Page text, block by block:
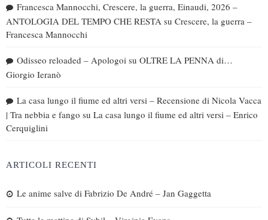
Francesca Mannocchi, Crescere, la guerra, Einaudi, 2026 –
ANTOLOGIA DEL TEMPO CHE RESTA su Crescere, la guerra –
Francesca Mannocchi
Odisseo reloaded – Apologoi su OLTRE LA PENNA di…
Giorgio Ieranò
La casa lungo il fiume ed altri versi – Recensione di Nicola Vacca
| Tra nebbia e fango su La casa lungo il fiume ed altri versi – Enrico
Cerquiglini
ARTICOLI RECENTI
Le anime salve di Fabrizio De André – Jan Gaggetta